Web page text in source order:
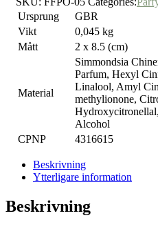
Ursprung
GBR
Vikt
0,045 kg
Mått
2 x 8.5 (cm)
Material
Simmondsia
Parfum, Hexyl
Linalool, Amyl
methylionone,
Alcohol
CPNP
4316615
Beskrivning
Ytterligare information
Beskrivning